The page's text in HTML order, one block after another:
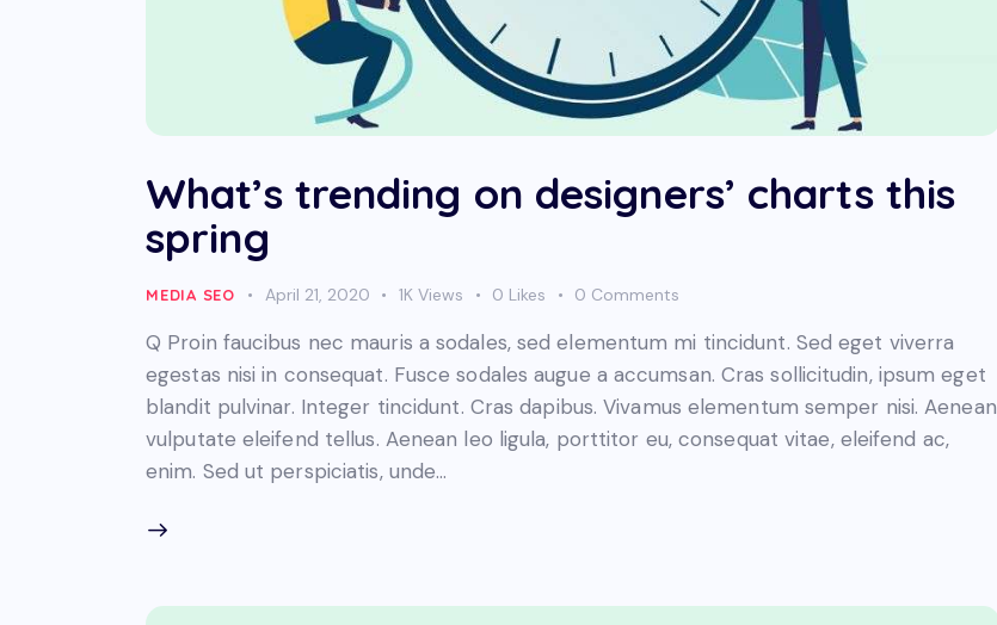
What’s trending on designers’ charts this
spring
MEDIA SEO April 21, 2020 1K Views 0 Likes 0 Comments
Q Proin faucibus nec mauris a sodales, sed elementum mi tincidunt. Sed eget viverra
egestas nisi in consequat. Fusce sodales augue a accumsan. Cras sollicitudin, ipsum eget
blandit pulvinar. Integer tincidunt. Cras dapibus. Vivamus elementum semper nisi. Aenean
vulputate eleifend tellus. Aenean leo ligula, porttitor eu, consequat vitae, eleifend ac,
enim. Sed ut perspiciatis, unde…